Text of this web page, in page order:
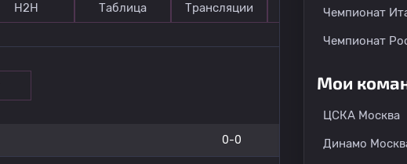
Н2Н Таблица Трансляции Прогноз
0-0
Чемпионат
Чемпионат
Мои
ЦСКА Москва
Динамо